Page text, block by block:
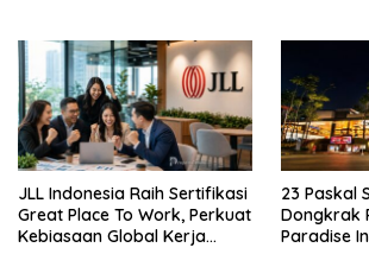
JLL Indonesia Raih Sertifikasi
Great Place To Work, Perkuat
Kebiasaan Global Kerja
23 Paskal
Dongkrak
Paradise